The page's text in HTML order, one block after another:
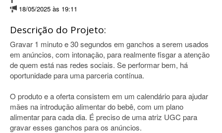
18/05/2025 às 19:11
Descrição do Projeto:
Gravar 1 minuto e 30 segundos em ganchos a serem usados
em anúncios, com intonação, para realmente fisgar a atenção
de quem está nas redes sociais. Se performar bem, há
oportunidade para uma parceria contínua.
O produto e a oferta consistem em um calendário para ajudar
mães na introdução alimentar do bebê, com um plano
alimentar para cada dia. É preciso de uma atriz UGC para
gravar esses ganchos para os anúncios.